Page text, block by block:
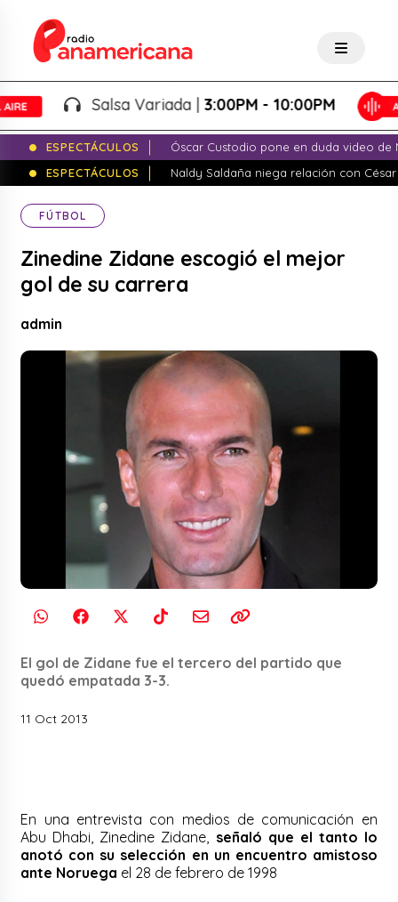
Salsa Variada |3:00PM - 10:00PM
ESPECTÁCULOS
Óscar Custodio pone en duda video de
ESPECTÁCULOS
Naldy Saldaña niega relación con
FÚTBOL
Zinedine Zidane escogió el mejor
gol de su carrera
admin
El gol de Zidane fue el tercero del partido que
quedó empatada 3-3.
11 Oct 2013
En una entrevista con medios de comunicación en
Abu Dhabi, Zinedine Zidane, señaló que el tanto lo
anotó con su selección en un encuentro amistoso
ante Noruega el 28 de febrero de 1998